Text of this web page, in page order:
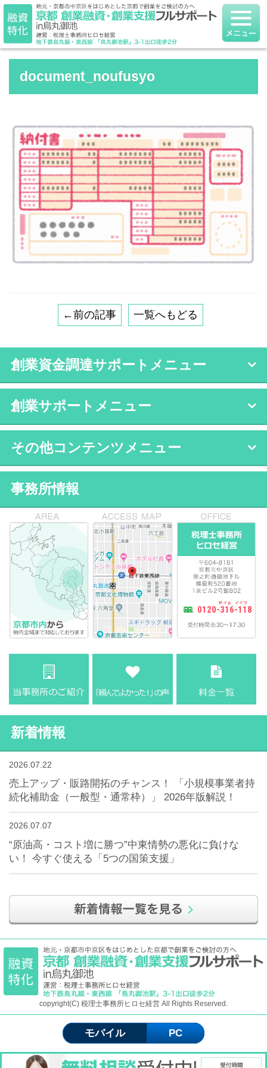
document_noufusyo
←前の記事 一覧へもどる
創業資金調達サポートメニュー
創業サポートメニュー
その他コンテンツメニュー
事務所情報
0120-316-118
新着情報
2026.07.22
売上アップ・販路開拓のチャンス！ 「小規模事業者持
続化補助金（一般型・通常枠）」 2026年版解説！
2026.07.07
“原油高・コスト増に勝つ”中東情勢の悪化に負けな
い！ 今すぐ使える「5つの国策支援」
copyright(C) 税理士事務所ヒロセ経営 All Rights Reserved.
モバイル PC